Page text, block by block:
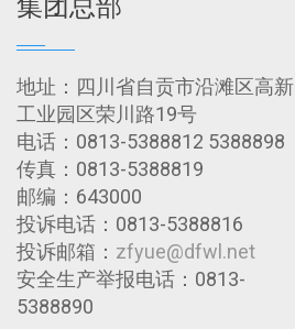
集团总部
地址：四川省自贡市沿滩区高新
工业园区荣川路19号
电话：0813-5388812 5388898
传真：0813-5388819
邮编：643000
投诉电话：0813-5388816
投诉邮箱： zfyue@dfwl.net
安全生产举报电话：0813-
5388890